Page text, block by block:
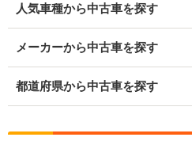
人気車種から中古車を探す
メーカーから中古車を探す
都道府県から中古車を探す